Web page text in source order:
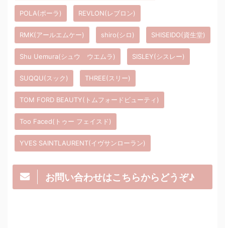
POLA(ポーラ) REVLON(レブロン)
RMK(アールエムケー) shiro(シロ) SHISEIDO(資生堂)
Shu Uemura(シュウ ウエムラ) SISLEY(シスレー)
SUQQU(スック) THREE(スリー)
TOM FORD BEAUTY(トムフォードビューティ)
Too Faced(トゥー フェイスド)
YVES SAINTLAURENT(イヴサンローラン)
お問い合わせはこちらからどうぞ♪